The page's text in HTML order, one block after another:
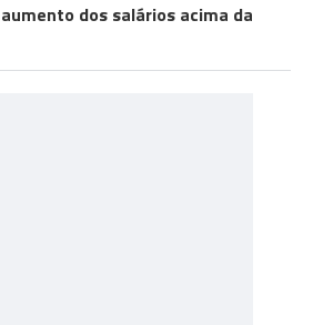
dos salários acima da